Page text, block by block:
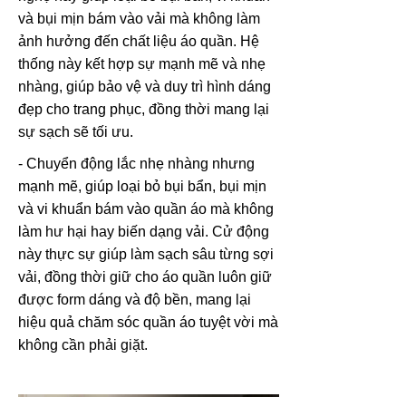
và bụi mịn bám vào vải mà không làm
ảnh hưởng đến chất liệu áo quần. Hệ
thống này kết hợp sự mạnh mẽ và nhẹ
nhàng, giúp bảo vệ và duy trì hình dáng
đẹp cho trang phục, đồng thời mang lại
sự sạch sẽ tối ưu.
- Chuyển động lắc nhẹ nhàng nhưng
mạnh mẽ, giúp loại bỏ bụi bẩn, bụi mịn
và vi khuẩn bám vào quần áo mà không
làm hư hại hay biến dạng vải. Cử động
này thực sự giúp làm sạch sâu từng sợi
vải, đồng thời giữ cho áo quần luôn giữ
được form dáng và độ bền, mang lại
hiệu quả chăm sóc quần áo tuyệt vời mà
không cần phải giặt.